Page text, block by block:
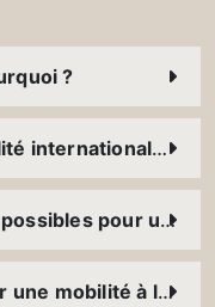
?
Quels sont les types de mobilité internationale ?
Quelles sont les destinations possibles pour une mobilité à l’international ?
Comment faire pour effectuer une mobilité à l’international ?